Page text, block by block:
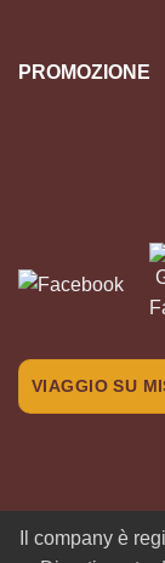
PROMOZIONE
VIAGGIO SU
Il company è